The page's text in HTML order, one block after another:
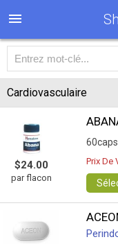
Cardiovasculaire
$24.00
par flacon
60caps
Prix De